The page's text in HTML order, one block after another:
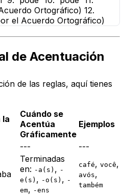
Ortográfico) 12.
el Acuerdo Ortográfico)
de Acentuación
de las reglas, aquí tienes
la
Cuándo se
Acentúa
Gráficamente
Ejemplos
--- ---
Terminadas
en: -a(s) , -
e(s) , -o(s) , -
em, -ens
café, você,
avós,
também